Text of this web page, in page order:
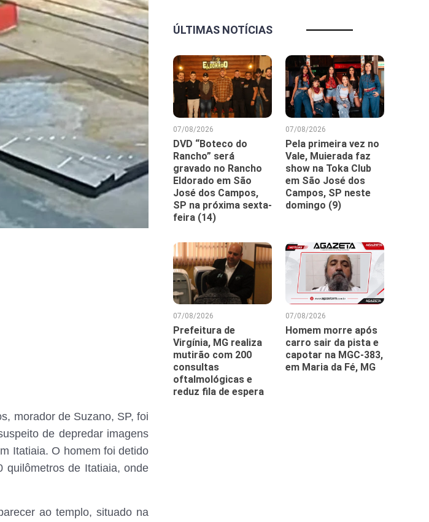
morador de Suzano, SP, foi
de depredar imagens
Itatiaia. O homem foi detido
quilômetros de Itatiaia, onde
ao templo, situado na
ÚLTIMAS NOTÍCIAS
07/08/2026
DVD “Boteco do
Rancho” será
gravado no Rancho
Eldorado em São
José dos Campos,
SP na próxima sexta-
feira (14)
07/08/2026
Pela primeira vez no
Vale, Muierada faz
show na Toka Club
em São José dos
Campos, SP neste
domingo (9)
07/08/2026
Prefeitura de
Virgínia, MG realiza
mutirão com 200
consultas
oftalmológicas e
reduz fila de espera
07/08/2026
Homem morre após
carro sair da pista e
capotar na MGC-383,
em Maria da Fé, MG